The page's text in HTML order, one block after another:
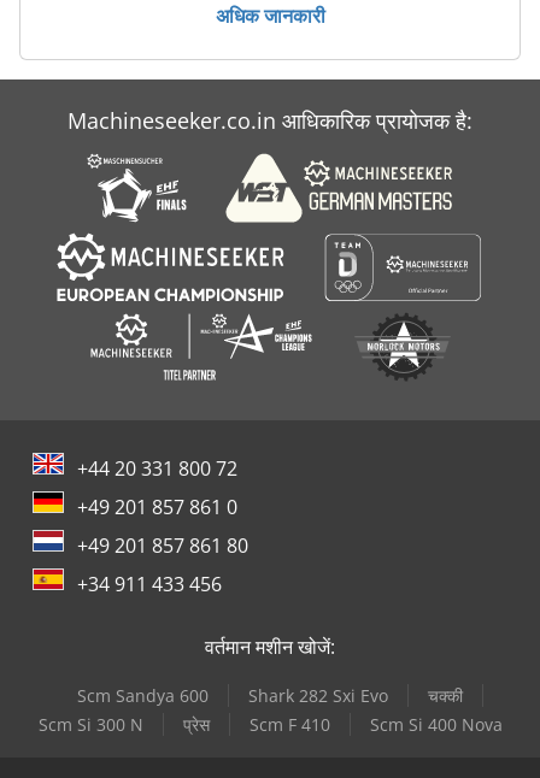
अधिक जानकारी
Machineseeker.co.in आधिकारिक प्रायोजक है:
+44 20 331 800 72
+49 201 857 861 0
+49 201 857 861 80
+34 911 433 456
वर्तमान मशीन खोजें:
Scm Sandya 600 Shark 282 Sxi Evo
चक्की
Scm Si 300 N
प्रेस Scm F 410 Scm Si 400 Nova